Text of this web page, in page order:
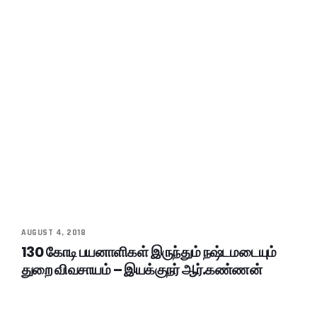
AUGUST 4, 2018
130 கோடி பயனாளிகள் இருந்தும் நஷ்டமடையும்
துறை விவசாயம் – இயக்குநர் ஆர்.கண்ணன்